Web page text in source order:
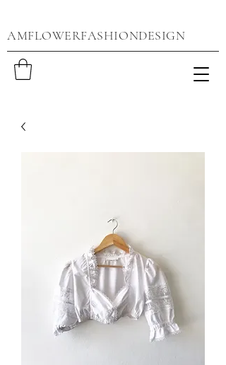
AMFLOWERFASHIONDESIGN